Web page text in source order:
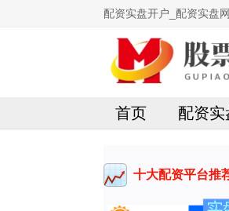
配资实盘开户_配资实盘
首页 配资
十大配资平台推